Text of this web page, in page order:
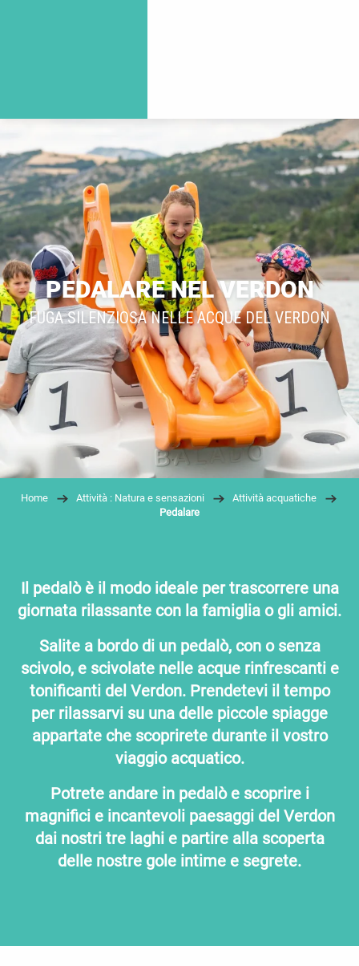
PEDALARE NEL VERDON
FUGA SILENZIOSA NELLE ACQUE DEL VERDON
Home Attività : Natura e sensazioni
Attività acquatiche
Pedalare
Il pedalò è il modo ideale per trascorrere una
giornata rilassante con la famiglia o gli amici.
Salite a bordo di un pedalò, con o senza
scivolo, e scivolate nelle acque rinfrescanti e
tonificanti del Verdon. Prendetevi il tempo
per rilassarvi su una delle piccole spiagge
appartate che scoprirete durante il vostro
viaggio acquatico.
Potrete andare in pedalò e scoprire i
magnifici e incantevoli paesaggi del Verdon
dai nostri tre laghi e partire alla scoperta
delle nostre gole intime e segrete.